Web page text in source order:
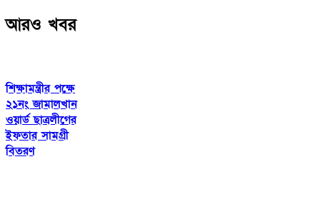
আরও খবর
শিক্ষামন্ত্রীর পক্ষে
২১নং জামালখান
ওয়ার্ড ছাত্রলীগের
ইফতার সামগ্রী
বিতরণ